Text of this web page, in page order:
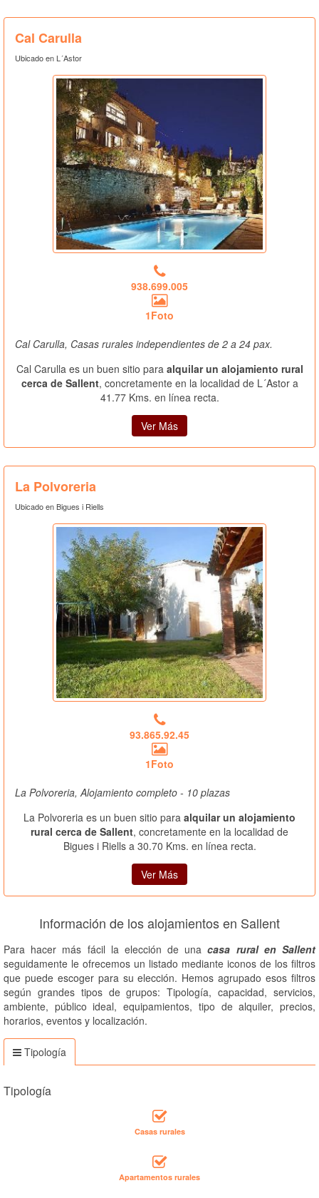
Cal Carulla
Ubicado en L´Astor
938.699.005
1Foto
Cal Carulla, Casas rurales independientes de 2 a 24 pax.
Cal Carulla es un buen sitio para alquilar un alojamiento rural
cerca de Sallent, concretamente en la localidad de L´Astor a
41.77 Kms. en línea recta.
Ver Más
La Polvoreria
Ubicado en Bigues i Riells
93.865.92.45
1Foto
La Polvoreria, Alojamiento completo - 10 plazas
La Polvoreria es un buen sitio para alquilar un alojamiento
rural cerca de Sallent, concretamente en la localidad de
Bigues i Riells a 30.70 Kms. en línea recta.
Ver Más
Información de los alojamientos en Sallent
Para hacer más fácil la elección de unacasa rural en Sallent
seguidamente le ofrecemos un listado mediante iconos de los filtros
que puede escoger para su elección. Hemos agrupado esos filtros
según grandes tipos de grupos: Tipología, capacidad, servicios,
ambiente, público ideal, equipamientos, tipo de alquiler, precios,
horarios, eventos y localización.
Tipología
Tipología
Casas rurales
Apartamentos rurales